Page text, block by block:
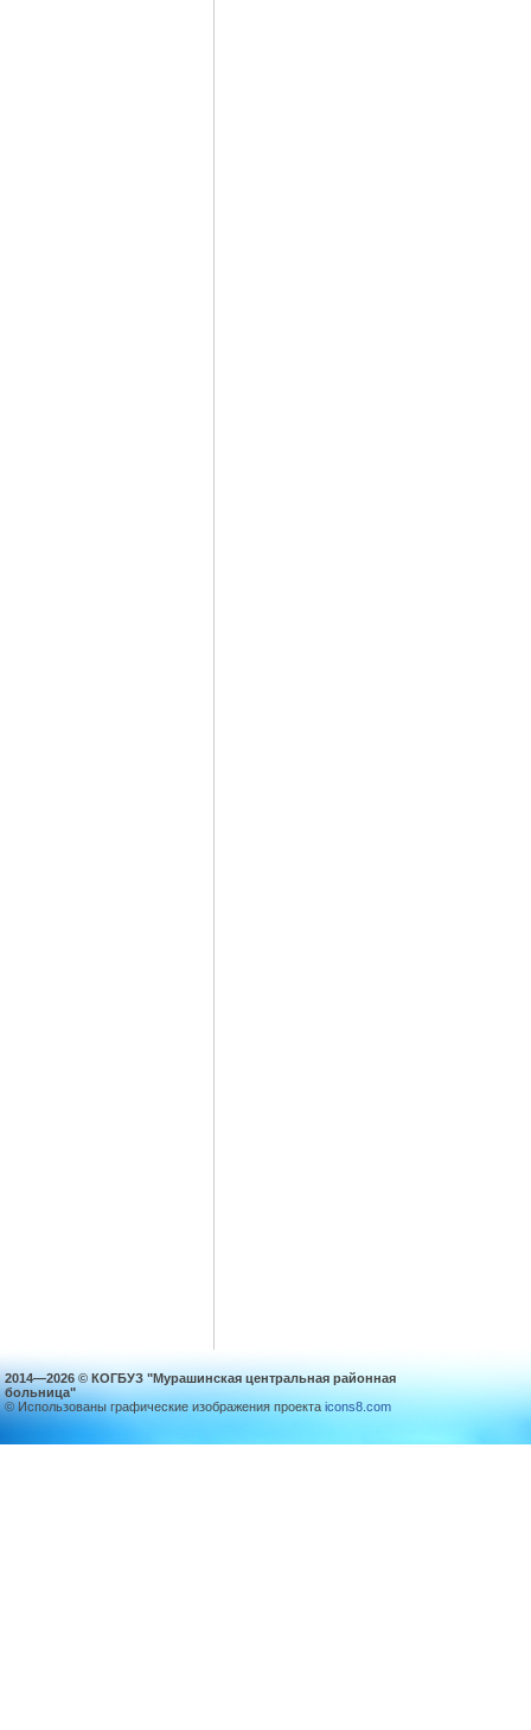
2014—2026 © КОГБУЗ "Мурашинская центральная районная
больница"
© Использованы графические изображения проекта icons8.com